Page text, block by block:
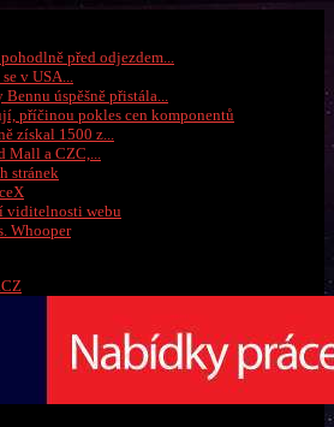
před odjezdem...
v USA...
úspěšně přistála...
příčinou pokles cen komponentů
získal 1500 z...
Mall a CZC,...
stránek
viditelnosti webu
Whooper